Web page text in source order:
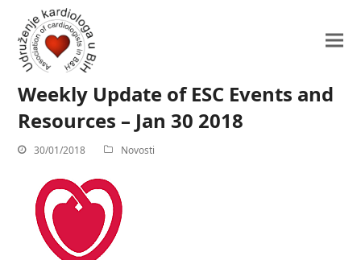
Weekly Update of ESC Events and
Resources – Jan 30 2018
30/01/2018 Novosti